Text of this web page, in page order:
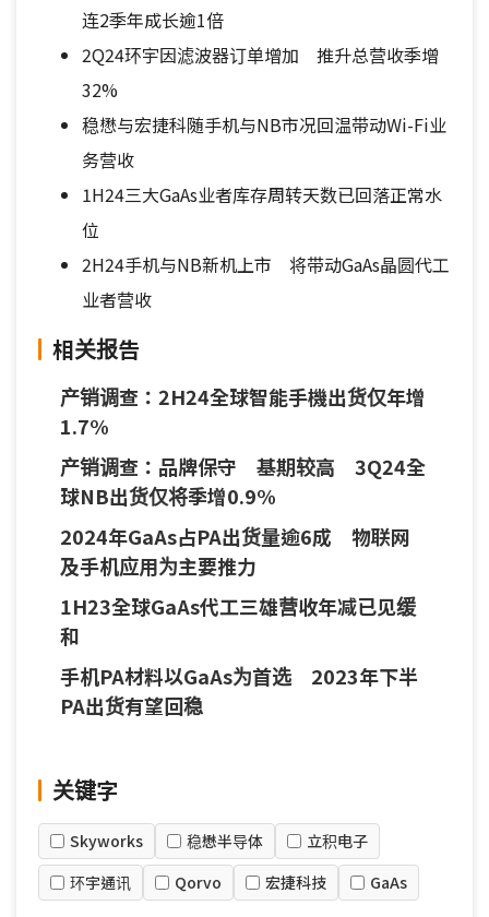
连2季年成长逾1倍
2Q24环宇因滤波器订单增加 推升总营收季增
32%
稳懋与宏捷科随手机与NB市况回温带动Wi-Fi业
务营收
1H24三大GaAs业者库存周转天数已回落正常水
位
2H24手机与NB新机上市 将带动GaAs晶圆代工
业者营收
相关报告
产销调查：2H24全球智能手機出货仅年增
1.7%
产销调查：品牌保守 基期较高 3Q24全
球NB出货仅将季增0.9%
2024年GaAs占PA出货量逾6成 物联网
及手机应用为主要推力
1H23全球GaAs代工三雄营收年减已见缓
和
手机PA材料以GaAs为首选 2023年下半
PA出货有望回稳
关键字
Skyworks 稳懋半导体
立积电子
环宇通讯
Qorvo 宏捷科技 GaAs